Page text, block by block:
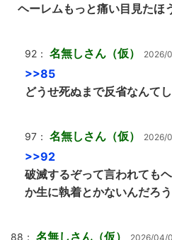
ヘーレムもっと痛い目見たほ
92： 名無しさん（仮） 2026/
>>85
どうせ死ぬまで反省なんて
97： 名無しさん（仮） 2026/
>>92
破滅するぞって言われても
か生に執着とかないんだろ
88： 名無しさん（仮） 2026/04/